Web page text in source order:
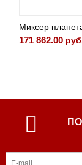
Миксер
171 862.00